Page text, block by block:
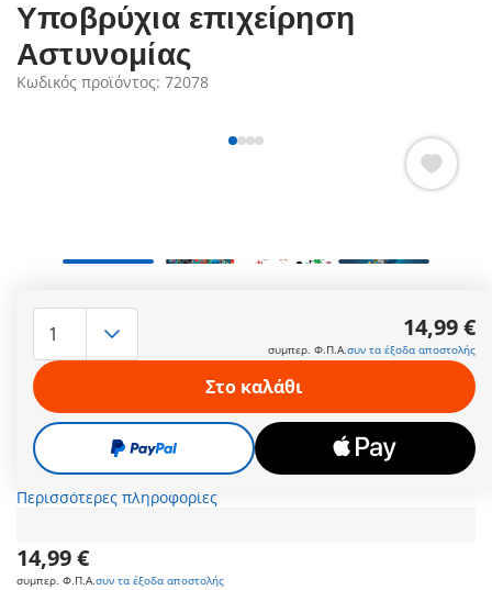
Υποβρύχια επιχείρηση
Αστυνομίας
Κωδικός προϊόντος: 72078
αμέσως τα κλοπιμαία, κρύβει τον θησαυρό με τα διαμάντια
και τα όπλα στον βυθό της θάλασσας – ανάμεσα στα υδρόβια
φυτά. Αλλά ο αστυνομικός δύτης είναι ήδη στα ίχνη του. Με
το υποβρύχιο εξοπλισμό του πηγαίνει στα βάθη της
θάλασσας και εντοπίζει τον κλέφτη μαζί με τον θησαυρό του.
Ο αστυνομικός ασφαλίζει τα κλοπιμαία πάνω του και τα
επιστρέφει με ασφάλεια στη στεριά. Μετά την ολοκλήρωση
της επιχείρησης βγάζει τα βατραχοπέδιλα και όλο τον
εξοπλισμό του.
Περισσότερες πληροφορίες
14,99 €
συμπερ. Φ.Π.Α.συν τα έξοδα αποστολής
14,99 €
συμπερ. Φ.Π.Α.συν τα έξοδα αποστολής
Στο καλάθι